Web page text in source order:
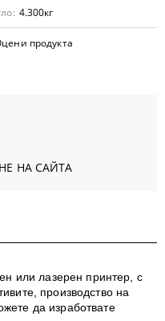
4.300кг
продукта
НА САЙТА
или лазерен принтер, с
производство на
да изработвате